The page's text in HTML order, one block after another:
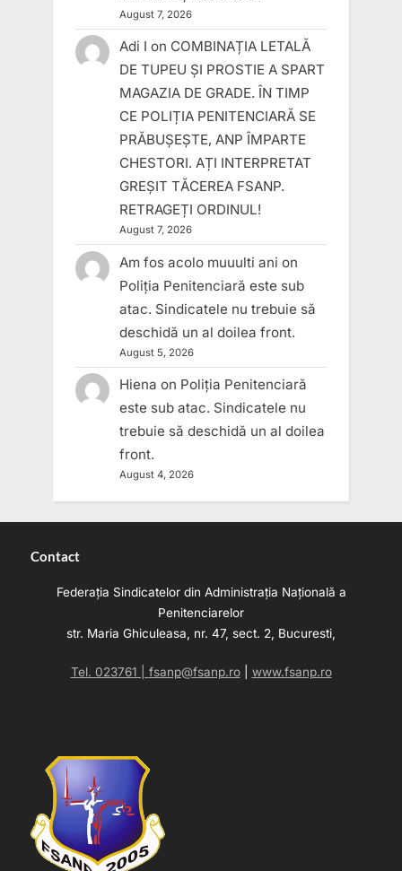
August 7, 2026
Adi I on COMBINAȚIA LETALĂ
DE TUPEU ȘI PROSTIE A SPART
MAGAZIA DE GRADE. ÎN TIMP
CE POLIȚIA PENITENCIARĂ SE
PRĂBUȘEȘTE, ANP ÎMPARTE
CHESTORI. AȚI INTERPRETAT
GREȘIT TĂCEREA FSANP.
RETRAGEȚI ORDINUL!
August 7, 2026
Am fos acolo muuulti ani on
Poliția Penitenciară este sub
atac. Sindicatele nu trebuie să
deschidă un al doilea front.
August 5, 2026
Hiena on Poliția Penitenciară
este sub atac. Sindicatele nu
trebuie să deschidă un al doilea
front.
August 4, 2026
Contact
Federația Sindicatelor din Administrația Națională a
Penitenciarelor
str. Maria Ghiculeasa, nr. 47, sect. 2, Bucuresti,
Tel. 023761 | fsanp@fsanp.ro| www.fsanp.ro